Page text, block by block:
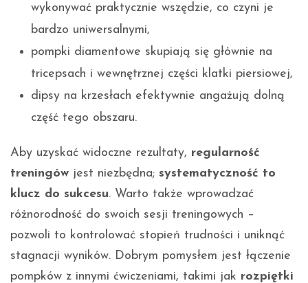
wykonywać praktycznie wszędzie, co czyni je
bardzo uniwersalnymi,
pompki diamentowe skupiają się głównie na
tricepsach i wewnętrznej części klatki piersiowej,
dipsy na krzesłach efektywnie angażują dolną
część tego obszaru.
Aby uzyskać widoczne rezultaty, regularność
treningów jest niezbędna; systematyczność to
klucz do sukcesu. Warto także wprowadzać
różnorodność do swoich sesji treningowych –
pozwoli to kontrolować stopień trudności i uniknąć
stagnacji wyników. Dobrym pomysłem jest łączenie
pompków z innymi ćwiczeniami, takimi jak rozpiętki